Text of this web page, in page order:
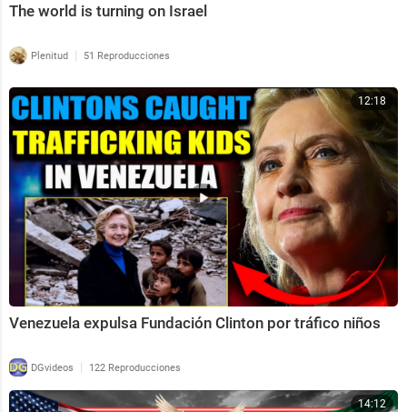
The world is turning on Israel
Plenitud | 51 Reproducciones
12:18
Venezuela expulsa Fundación Clinton por tráfico niños
DGvideos | 122 Reproducciones
14:12